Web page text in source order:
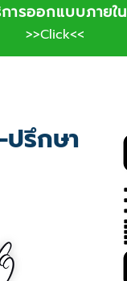
ารออกแบบภายใน
>>Click<<
รึกษา